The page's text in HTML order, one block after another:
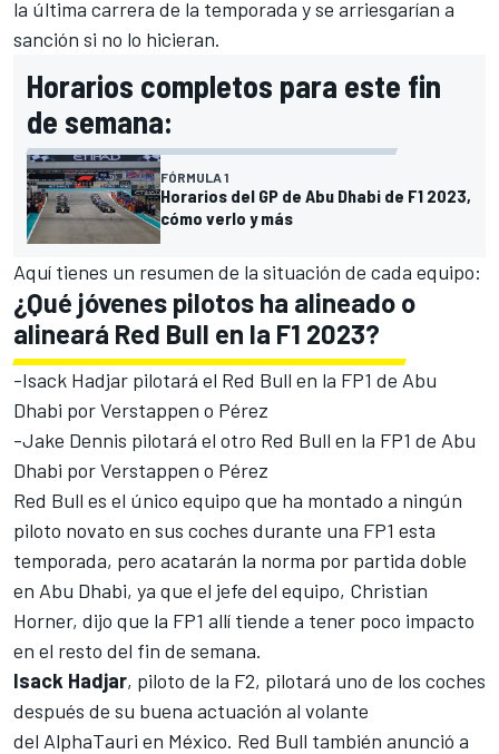
la última carrera de la temporada y se arriesgarían a
sanción si no lo hicieran.
Horarios completos para este fin
de semana:
FÓRMULA 1
Horarios del GP de Abu Dhabi de F1 2023,
cómo verlo y más
Aquí tienes un resumen de la situación de cada equipo:
¿Qué jóvenes pilotos ha alineado o
alineará Red Bull en la F1 2023?
-Isack Hadjar pilotará el Red Bull en la FP1 de Abu
Dhabi por Verstappen o Pérez
-Jake Dennis pilotará el otro Red Bull en la FP1 de Abu
Dhabi por Verstappen o Pérez
Red Bull es el único equipo que ha montado a ningún
piloto novato en sus coches durante una FP1 esta
temporada, pero acatarán la norma por partida doble
en Abu Dhabi, ya que el jefe del equipo, Christian
Horner, dijo que la FP1 allí tiende a tener poco impacto
en el resto del fin de semana.
Isack Hadjar, piloto de la F2, pilotará uno de los coches
después de su buena actuación al volante
del AlphaTauri en México. Red Bull también anunció a